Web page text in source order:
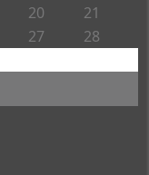
20
21
27
28